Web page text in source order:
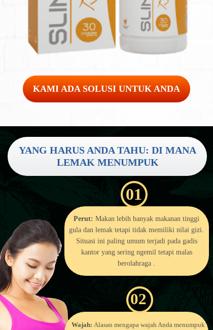
KAMI ADA SOLUSI UNTUK ANDA
YANG HARUS ANDA TAHU: DI MANA
LEMAK MENUMPUK
01
Perut: Makan lebih banyak makanan tinggi
gula dan lemak tetapi tidak memiliki nilai gizi.
Situasi ini paling umum terjadi pada gadis
kantor yang sering ngemil tetapi malas
berolahraga .
Wajah: Alasan mengapa wajah Anda menumpuk
02